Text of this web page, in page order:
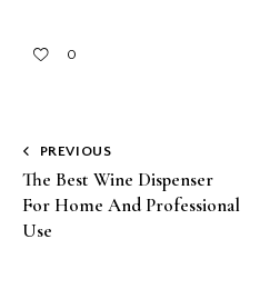
0
PREVIOUS
The Best Wine Dispenser
For Home And Professional
Use